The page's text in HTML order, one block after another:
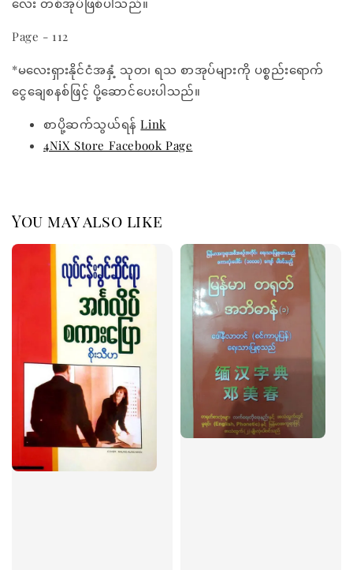
လေး တစ်အုပ်ဖြစ်ပါသည်။
Page - 112
*မလေးရှားနိုင်ငံအနှံ့ သုတ၊ ရသ စာအုပ်များကို ပစ္စည်းရောက်
ငွေချေစနစ်ဖြင့် ပို့ဆောင်ပေးပါသည်။
စာပို့ဆက်သွယ်ရန်Link
4NiX Store Facebook Page
You may also like